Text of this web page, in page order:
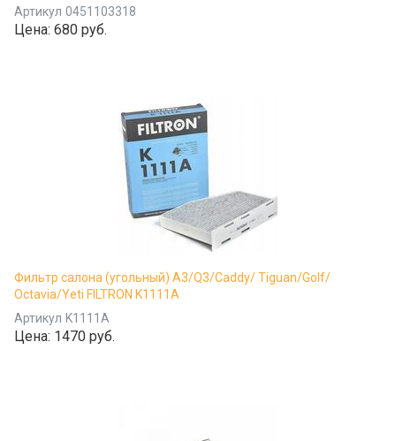
Артикул 0451103318
Цена: 680 руб.
Фильтр салона (угольный) A3/Q3/Caddy/ Tiguan/Golf/
Octavia/Yeti FILTRON K1111A
Артикул K1111A
Цена: 1470 руб.